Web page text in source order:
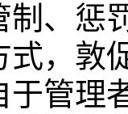
制、惩
式，敦
于管理